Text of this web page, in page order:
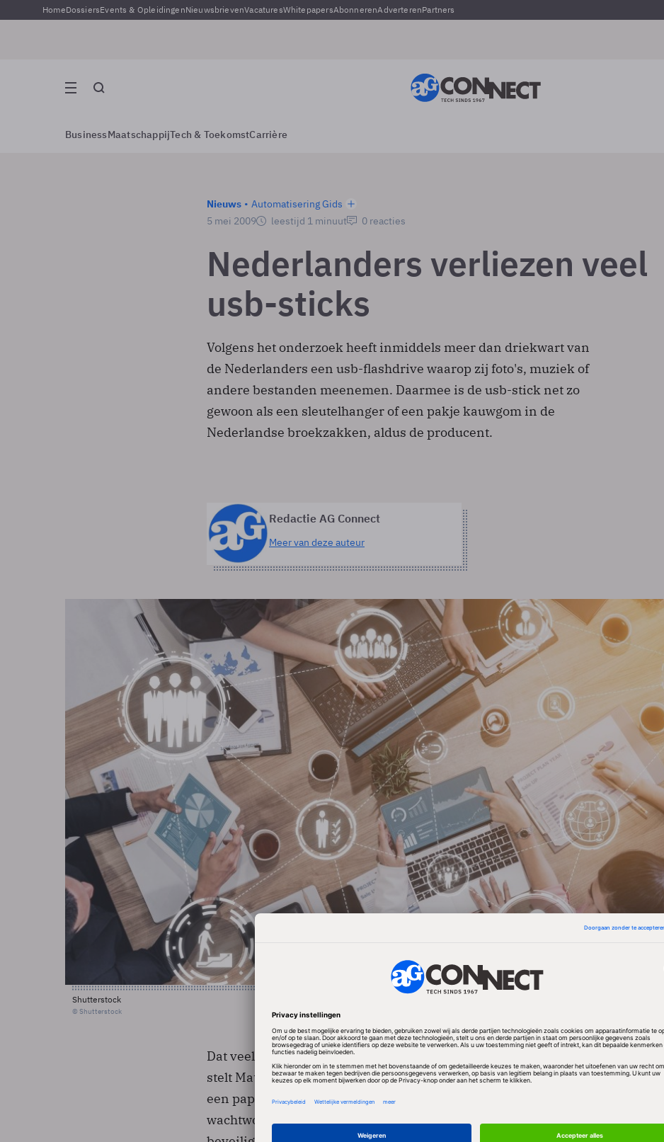
HomeDossiersEvents & OpleidingenNieuwsbrievenVacaturesWhitepapersAbonnerenAdverterenPartners
BusinessMaatschappijTech & ToekomstCarrière
Nieuws
Automatisering Gids
5 mei 2009
leestijd 1 minuut 0 reacties
Nederlanders verliezen veel
usb-sticks
Volgens het onderzoek heeft inmiddels meer dan driekwart van
de Nederlanders een usb-flashdrive waarop zij foto's, muziek of
andere bestanden meenemen. Daarmee is de usb-stick net zo
gewoon als een sleutelhanger of een pakje kauwgom in de
Nederlandse broekzakken, aldus de producent.
Redactie AG Connect
Meer van deze auteur
Shutterstock
© Shutterstock
Dat veel gebruikers de digitale opslagmedia kwijtraken is niet verwonderlijk,
stelt Matthieu Valk van Imation. "De kleinste usb-flashdrive is niet groter dan
een paperclip. Daarom zou ik iedereen aanraden ze te beveiligen met een
wachtwoord. Dit kun je makkelijk doen met de meegeleverde